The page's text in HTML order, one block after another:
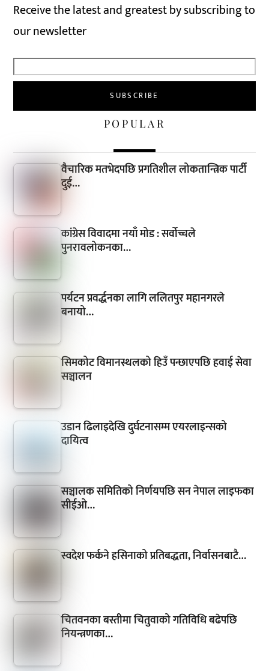
Receive the latest and greatest by subscribing to
our newsletter
POPULAR
वैचारिक मतभेदपछि प्रगतिशील लोकतान्त्रिक पार्टी
दुई…
कांग्रेस विवादमा नयाँ मोड : सर्वोच्चले
पुनरावलोकनका…
पर्यटन प्रवर्द्धनका लागि ललितपुर महानगरले
बनायो…
सिमकोट विमानस्थलको हिउँ पन्छाएपछि हवाई सेवा
सञ्चालन
उडान ढिलाइदेखि दुर्घटनासम्म एयरलाइन्सको
दायित्व
सञ्चालक समितिको निर्णयपछि सन नेपाल लाइफका
सीईओ…
स्वदेश फर्कने हसिनाको प्रतिबद्धता, निर्वासनबाटै…
चितवनका बस्तीमा चितुवाको गतिविधि बढेपछि
नियन्त्रणका…